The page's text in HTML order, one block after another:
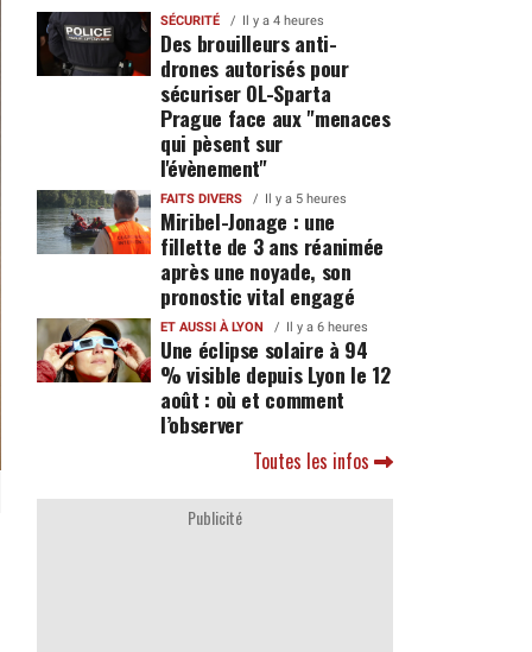
SÉCURITÉ Il y a 4 heures
Des brouilleurs anti-
drones autorisés pour
sécuriser OL-Sparta
Prague face aux "menaces
qui pèsent sur
l'évènement"
FAITS DIVERS Il y a 5 heures
Miribel-Jonage : une
fillette de 3 ans réanimée
après une noyade, son
pronostic vital engagé
ET AUSSI À LYON Il y a 6 heures
Une éclipse solaire à 94
% visible depuis Lyon le 12
août : où et comment
l’observer
Toutes les infos
Publicité